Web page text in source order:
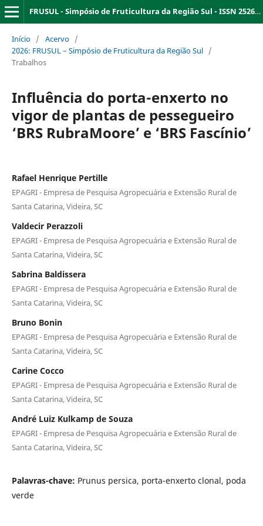
FRUSUL - Simpósio de Fruticultura da Região Sul - ISSN 2526-9909
Início / Acervo /
2026: FRUSUL – Simpósio de Fruticultura da Região Sul /
Trabalhos
Influência do porta-enxerto no
vigor de plantas de pessegueiro
‘BRS RubraMoore’ e ‘BRS Fascínio’
Rafael Henrique Pertille
EPAGRI - Empresa de Pesquisa Agropecuária e Extensão Rural de
Santa Catarina, Videira, SC
Valdecir Perazzoli
EPAGRI - Empresa de Pesquisa Agropecuária e Extensão Rural de
Santa Catarina, Videira, SC
Sabrina Baldissera
EPAGRI - Empresa de Pesquisa Agropecuária e Extensão Rural de
Santa Catarina, Videira, SC
Bruno Bonin
EPAGRI - Empresa de Pesquisa Agropecuária e Extensão Rural de
Santa Catarina, Videira, SC
Carine Cocco
EPAGRI - Empresa de Pesquisa Agropecuária e Extensão Rural de
Santa Catarina, Videira, SC
André Luiz Kulkamp de Souza
EPAGRI - Empresa de Pesquisa Agropecuária e Extensão Rural de
Santa Catarina, Videira, SC
Palavras-chave: Prunus persica, porta-enxerto clonal, poda
verde